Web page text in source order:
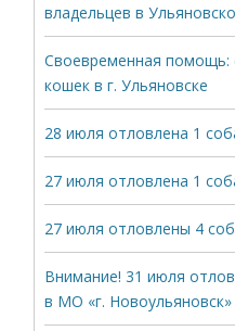
владельцев в
Своевременная помощь:
кошек в г. Ульяновске
28 июля отловлена 1
27 июля отловлена 1
27 июля отловлены 4
Внимание! 31 июля
в МО «г. Новоульяновск»